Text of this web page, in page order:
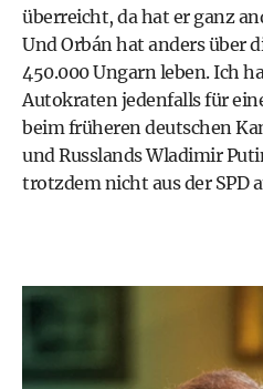
überreicht, da hat er ganz
Und Orbán hat anders über
450.000 Ungarn leben. Ich
Autokraten jedenfalls für
beim früheren deutschen
und Russlands Wladimir
trotzdem nicht aus der SPD